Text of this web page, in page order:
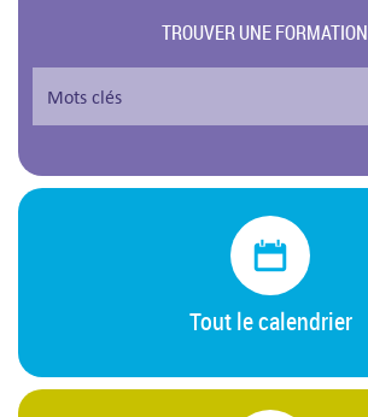
TROUVER UNE FORMATION
Tout le calendrier